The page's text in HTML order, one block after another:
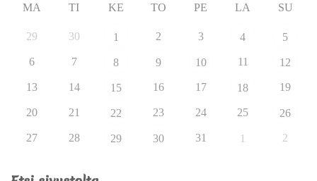
MA TI KE TO PE LA SU
29 30 1 2 3 4 5
6 7 8 9 10 11 12
13 14 15 16 17 18 19
20 21 22 23 24 25 26
27 28 29 30 31 1 2